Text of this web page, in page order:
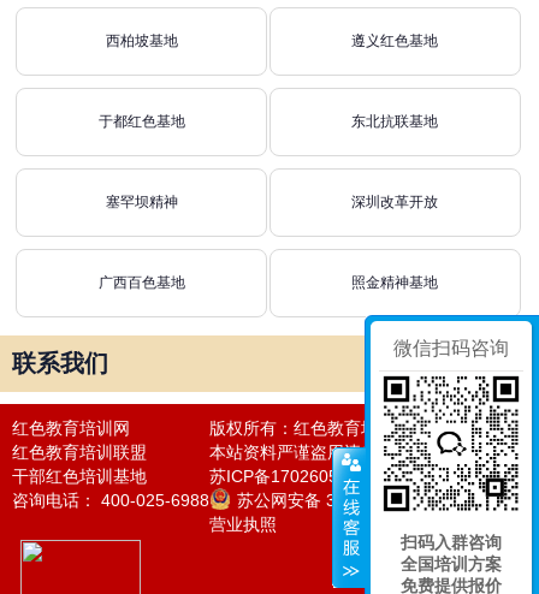
西柏坡基地 遵义红色基地
于都红色基地 东北抗联基地
塞罕坝精神 深圳改革开放
广西百色基地 照金精神基地
联系我们
微信扫码咨询
扫码入群咨询
全国培训方案
免费提供报价
红色教育培训网
红色教育培训联盟
干部红色培训基地
咨询电话： 400-025-6988
版权所有：红色教育培训网
本站资料严谨盗用违者必究法律责任
苏ICP备17026050号-20
苏公网安备 32011302320976号
营业执照